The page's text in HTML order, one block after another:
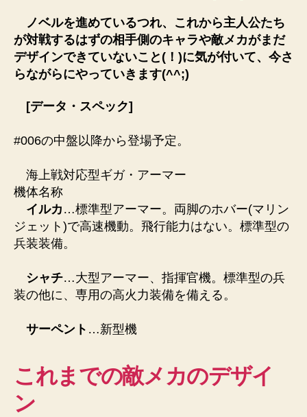
ノベルを進めているつれ、これから主人公たち
が対戦するはずの相手側のキャラや敵メカがまだ
デザインできていないこと(！)に気が付いて、今さ
らながらにやっていきます(^^;)
[データ・スペック]
#006の中盤以降から登場予定。
海上戦対応型ギガ・アーマー
機体名称
イルカ …標準型アーマー。両脚のホバー(マリン
ジェット)で高速機動。飛行能力はない。標準型の
兵装装備。
シャチ…大型アーマー、指揮官機。標準型の兵
装の他に、専用の高火力装備を備える。
サーペント …新型機
これまでの敵メカのデザイ
ン